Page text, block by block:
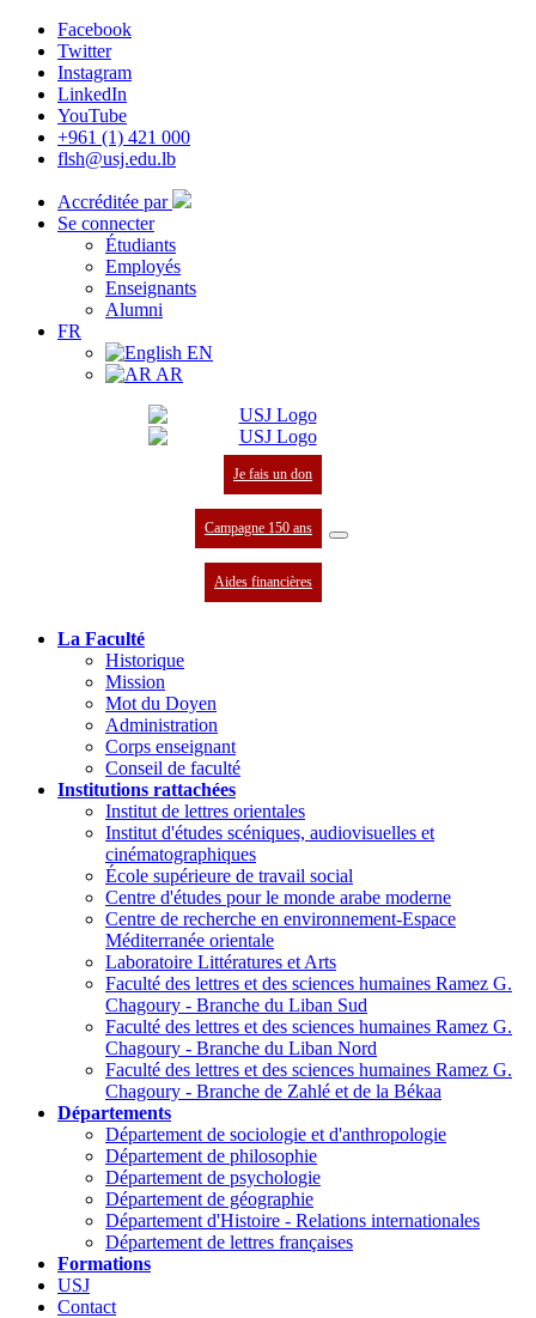
Facebook
Twitter
Instagram
LinkedIn
YouTube
+961 (1) 421 000
flsh@usj.edu.lb
Accréditée par
Se connecter
Étudiants
Employés
Enseignants
Alumni
FR
EN
AR
Je fais un don
Campagne 150 ans
Aides financières
La Faculté
Historique
Mission
Mot du Doyen
Administration
Corps enseignant
Conseil de faculté
Institutions rattachées
Institut de lettres orientales
Institut d'études scéniques, audiovisuelles et
cinématographiques
École supérieure de travail social
Centre d'études pour le monde arabe moderne
Centre de recherche en environnement-Espace
Méditerranée orientale
Laboratoire Littératures et Arts
Faculté des lettres et des sciences humaines Ramez G.
Chagoury - Branche du Liban Sud
Faculté des lettres et des sciences humaines Ramez G.
Chagoury - Branche du Liban Nord
Faculté des lettres et des sciences humaines Ramez G.
Chagoury - Branche de Zahlé et de la Békaa
Départements
Département de sociologie et d'anthropologie
Département de philosophie
Département de psychologie
Département de géographie
Département d'Histoire - Relations internationales
Département de lettres françaises
Formations
USJ
Contact